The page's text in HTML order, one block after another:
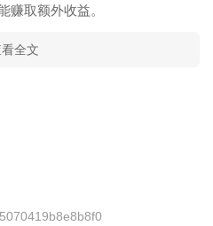
赚取额外收益。
全文